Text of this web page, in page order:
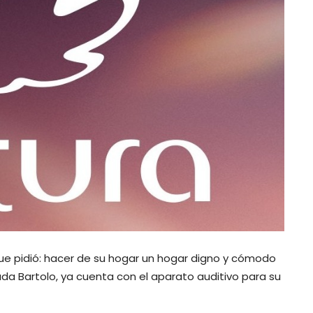
pidió: hacer de su hogar un hogar digno y cómodo
Bartolo, ya cuenta con el aparato auditivo para su